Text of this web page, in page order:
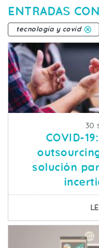
ENTRADAS
tecnología y covid
30
COVID-
solución